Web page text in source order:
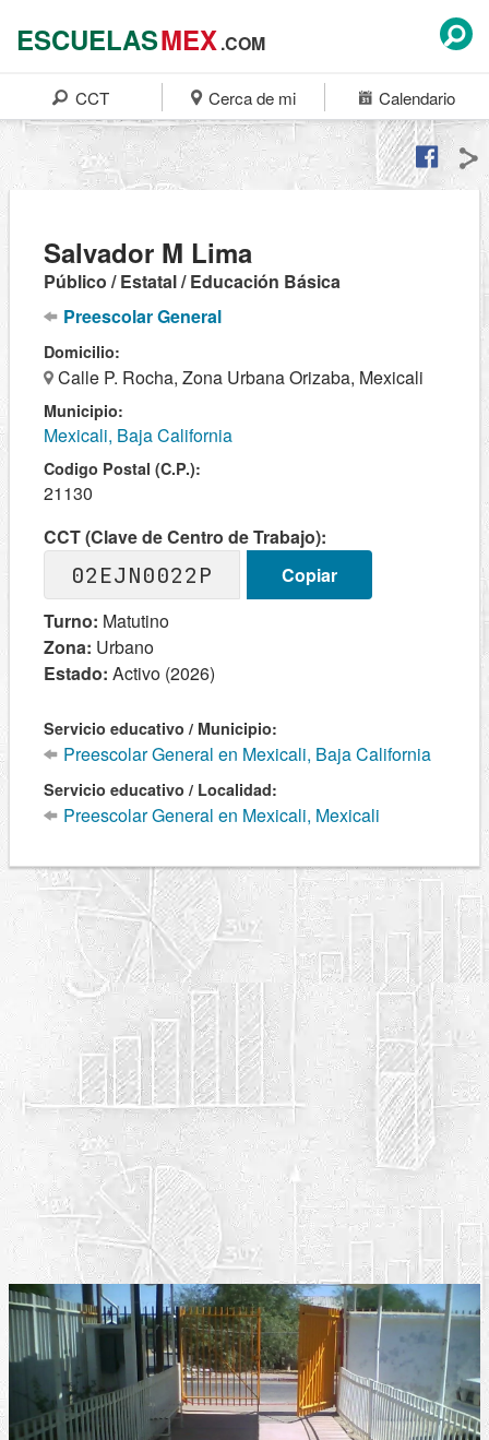
ESCUELASMEX.COM
CCT Cerca de mi Calendario
Salvador M Lima
Público / Estatal / Educación Básica
Preescolar General
Domicilio:
Calle P. Rocha, Zona Urbana Orizaba, Mexicali
Municipio:
Mexicali, Baja California
Codigo Postal (C.P.):
21130
CCT (Clave de Centro de Trabajo):
02EJN0022P
Copiar
Turno: Matutino
Zona: Urbano
Estado: Activo (2026)
Servicio educativo / Municipio:
Preescolar General en Mexicali, Baja California
Servicio educativo / Localidad:
Preescolar General en Mexicali, Mexicali